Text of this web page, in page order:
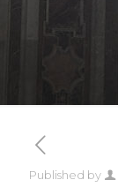
Published by